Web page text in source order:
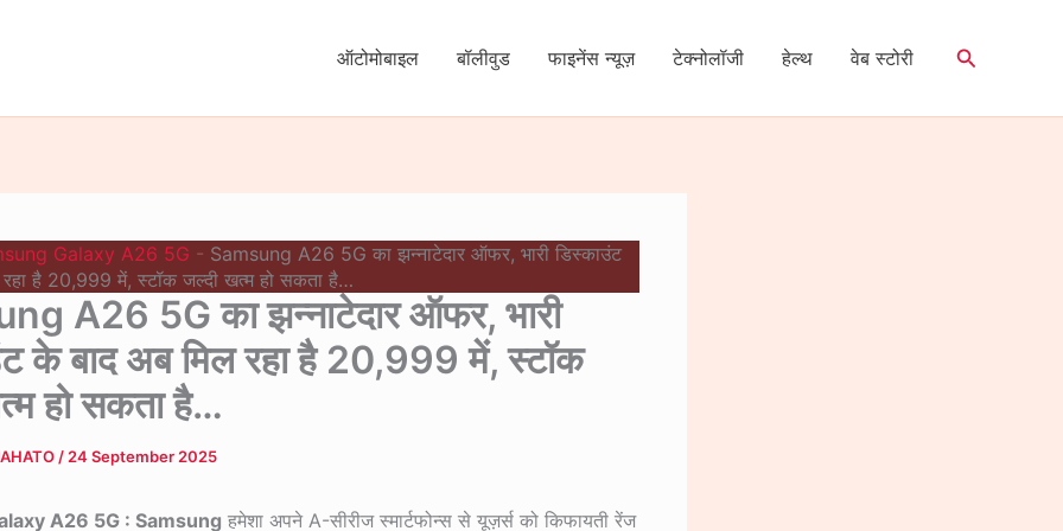
ऑटोमोबाइल बॉलीवुड फाइनेंस न्यूज़ टेक्नोलॉजी हेल्थ वेब स्टोरी Search
Galaxy A26 5G - Samsung A26 5G का झन्नाटेदार ऑफर, भारी डिस्काउंट
है 20,999 में, स्टॉक जल्दी खत्म हो सकता है…
A26 5G का झन्नाटेदार ऑफर, भारी
के बाद अब मिल रहा है 20,999 में, स्टॉक
हो सकता है…
/ 24 September 2025
A26 5G : Samsung हमेशा अपने A-सीरीज स्मार्टफोन्स से यूज़र्स को किफायती रेंज